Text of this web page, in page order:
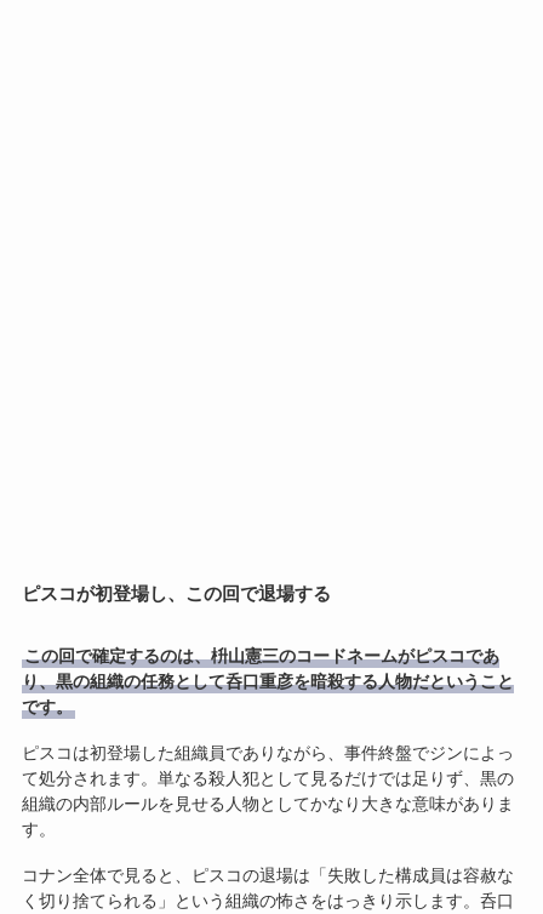
ピスコが初登場し、この回で退場する
この回で確定するのは、枡山憲三のコードネームがピスコであ
り、黒の組織の任務として呑口重彦を暗殺する人物だということ
です。
ピスコは初登場した組織員でありながら、事件終盤でジンによっ
て処分されます。単なる殺人犯として見るだけでは足りず、黒の
組織の内部ルールを見せる人物としてかなり大きな意味がありま
す。
コナン全体で見ると、ピスコの退場は「失敗した構成員は容赦な
く切り捨てられる」という組織の怖さをはっきり示します。呑口